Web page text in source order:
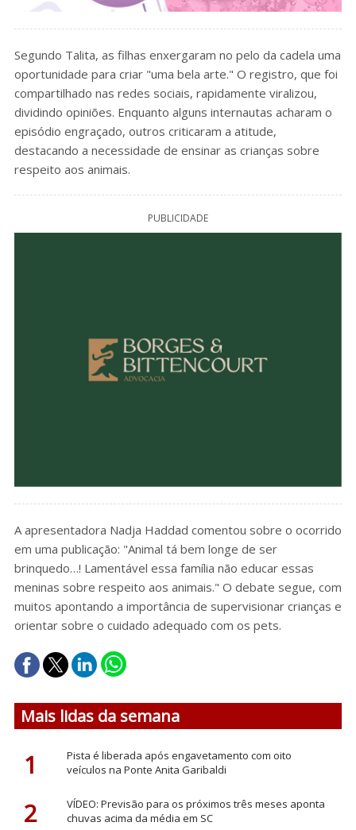
Segundo Talita, as filhas enxergaram no pelo da cadela uma
oportunidade para criar "uma bela arte." O registro, que foi
compartilhado nas redes sociais, rapidamente viralizou,
dividindo opiniões. Enquanto alguns internautas acharam o
episódio engraçado, outros criticaram a atitude,
destacando a necessidade de ensinar as crianças sobre
respeito aos animais.
PUBLICIDADE
A apresentadora Nadja Haddad comentou sobre o ocorrido
em uma publicação: "Animal tá bem longe de ser
brinquedo…! Lamentável essa família não educar essas
meninas sobre respeito aos animais." O debate segue, com
muitos apontando a importância de supervisionar crianças e
orientar sobre o cuidado adequado com os pets.
Mais lidas da semana
1
Pista é liberada após engavetamento com oito
veículos na Ponte Anita Garibaldi
2
VÍDEO: Previsão para os próximos três meses aponta
chuvas acima da média em SC